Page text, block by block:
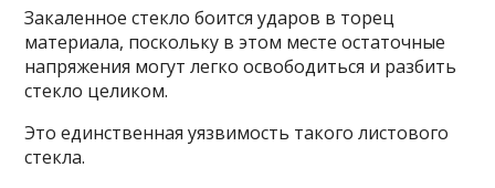
Закаленное стекло боится ударов в торец
материала, поскольку в этом месте остаточные
напряжения могут легко освободиться и разбить
стекло целиком.
Это единственная уязвимость такого листового
стекла.